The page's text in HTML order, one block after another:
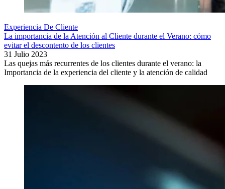
Experiencia De Cliente
La importancia de la Atención al Cliente durante el Verano: cómo
evitar el descontento de los clientes
31 Julio 2023
Las quejas más recurrentes de los clientes durante el verano: la
Importancia de la experiencia del cliente y la atención de calidad